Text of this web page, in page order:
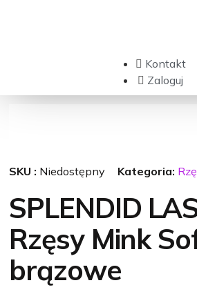
Kontakt
Zaloguj
SKU : Niedostępny Kategoria:
SPLENDID
Rzęsy Mink
brązowe